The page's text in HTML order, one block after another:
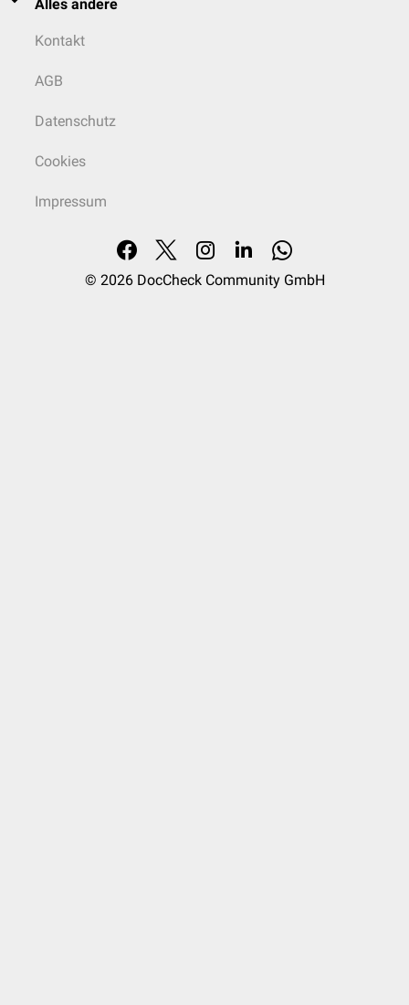
Alles andere
Kontakt
AGB
Datenschutz
Cookies
Impressum
© 2026 DocCheck Community GmbH